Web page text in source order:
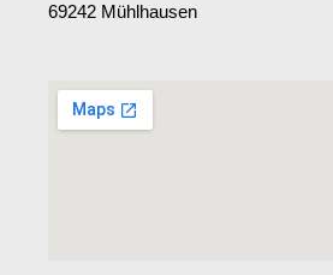
69242 Mühlhausen